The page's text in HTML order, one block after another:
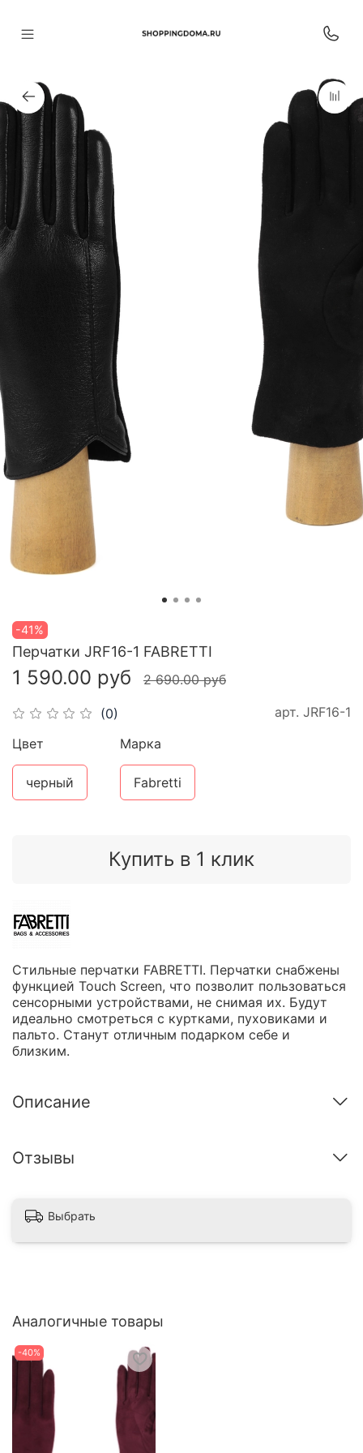
-41%
(0) арт. JRF16-1
Перчатки JRF16-1 FABRETTI
1 590.00 руб 2 690.00 руб
Купить в 1 клик
Цвет
черный
Марка
Fabretti
Стильные перчатки FABRETTI. Перчатки снабжены
функцией Touch Screen, что позволит пользоваться
сенсорными устройствами, не снимая их. Будут
идеально смотреться с куртками, пуховиками и
пальто. Станут отличным подарком себе и
близким.
Описание
Отзывы
Выбрать
Аналогичные товары
-40%